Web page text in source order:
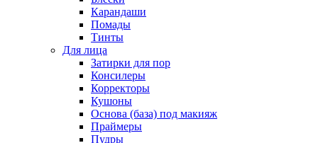
Карандаши
Помады
Тинты
Для лица
Затирки для пор
Консилеры
Корректоры
Кушоны
Основа (база) под макияж
Праймеры
Пудры